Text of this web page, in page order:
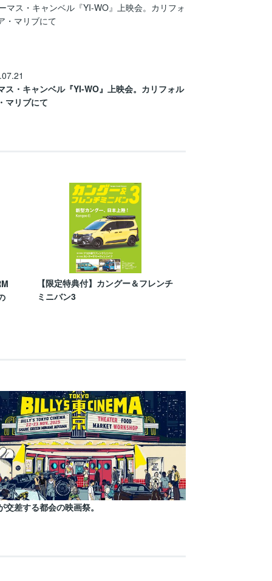
ス・キャンベル『YI-WO』上映会。カリフォル
マリブにて
【限定特典付】カングー＆フレンチ
ミニバン3
交差する都会の映画祭。